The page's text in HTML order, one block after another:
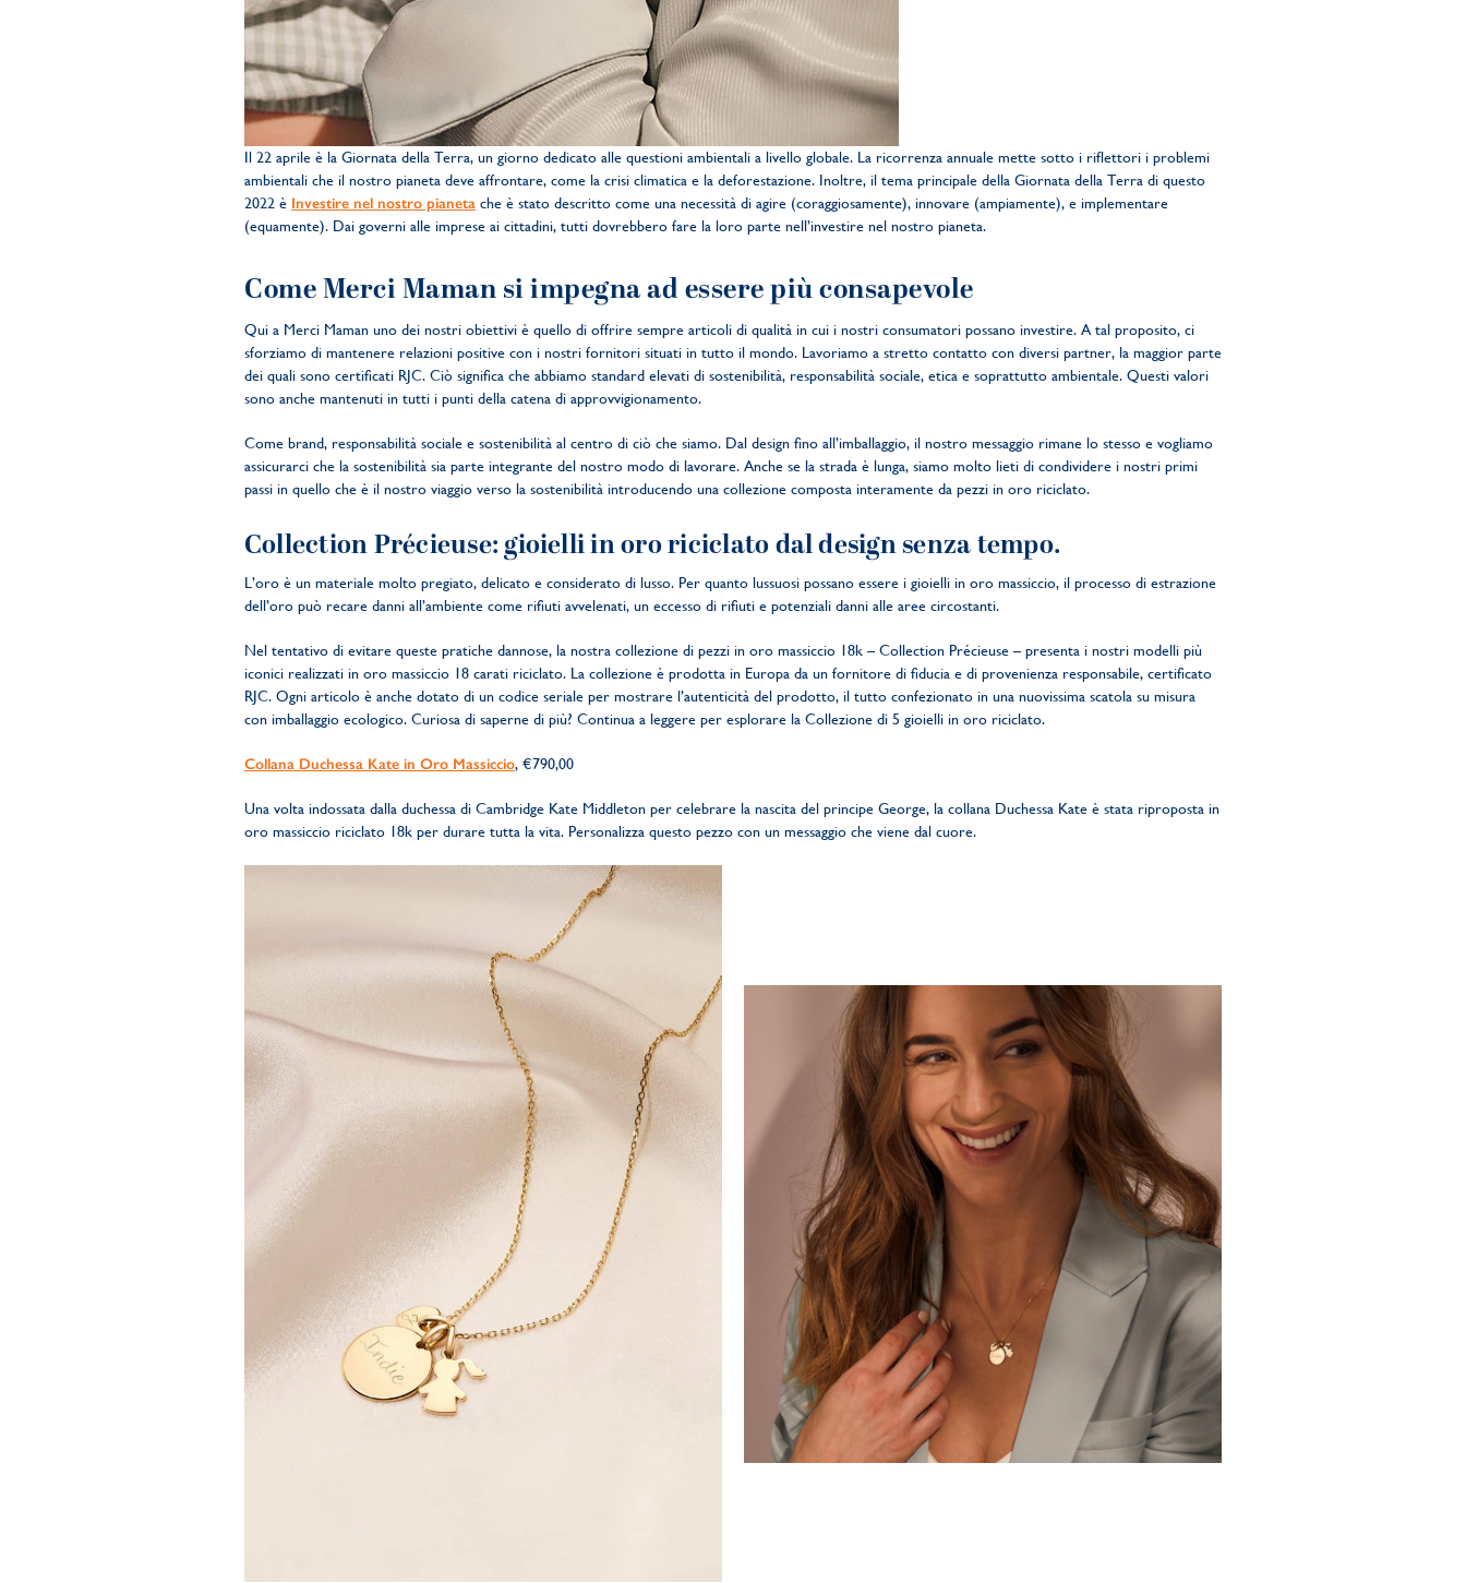
Il 22 aprile è la Giornata della Terra, un giorno dedicato alle questioni ambientali a livello globale. La ricorrenza annuale mette sotto i riflettori i problemi
ambientali che il nostro pianeta deve affrontare, come la crisi climatica e la deforestazione. Inoltre, il tema principale della Giornata della Terra di questo
2022 è Investire nel nostro pianeta che è stato descritto come una necessità di agire (coraggiosamente), innovare (ampiamente), e implementare
(equamente). Dai governi alle imprese ai cittadini, tutti dovrebbero fare la loro parte nell’investire nel nostro pianeta.
Come Merci Maman si impegna ad essere più consapevole
Qui a Merci Maman uno dei nostri obiettivi è quello di offrire sempre articoli di qualità in cui i nostri consumatori possano investire. A tal proposito, ci
sforziamo di mantenere relazioni positive con i nostri fornitori situati in tutto il mondo. Lavoriamo a stretto contatto con diversi partner, la maggior parte
dei quali sono certificati RJC. Ciò significa che abbiamo standard elevati di sostenibilità, responsabilità sociale, etica e soprattutto ambientale. Questi valori
sono anche mantenuti in tutti i punti della catena di approvvigionamento.
Come brand, responsabilità sociale e sostenibilità al centro di ciò che siamo. Dal design fino all’imballaggio, il nostro messaggio rimane lo stesso e vogliamo
assicurarci che la sostenibilità sia parte integrante del nostro modo di lavorare. Anche se la strada è lunga, siamo molto lieti di condividere i nostri primi
passi in quello che è il nostro viaggio verso la sostenibilità introducendo una collezione composta interamente da pezzi in oro riciclato.
Collection Précieuse: gioielli in oro riciclato dal design senza tempo.
L’oro è un materiale molto pregiato, delicato e considerato di lusso. Per quanto lussuosi possano essere i gioielli in oro massiccio, il processo di estrazione
dell’oro può recare danni all’ambiente come rifiuti avvelenati, un eccesso di rifiuti e potenziali danni alle aree circostanti.
Nel tentativo di evitare queste pratiche dannose, la nostra collezione di pezzi in oro massiccio 18k – Collection Précieuse – presenta i nostri modelli più
iconici realizzati in oro massiccio 18 carati riciclato. La collezione è prodotta in Europa da un fornitore di fiducia e di provenienza responsabile, certificato
RJC. Ogni articolo è anche dotato di un codice seriale per mostrare l’autenticità del prodotto, il tutto confezionato in una nuovissima scatola su misura
con imballaggio ecologico. Curiosa di saperne di più? Continua a leggere per esplorare la Collezione di 5 gioielli in oro riciclato.
Collana Duchessa Kate in Oro Massiccio, €790,00
Una volta indossata dalla duchessa di Cambridge Kate Middleton per celebrare la nascita del principe George, la collana Duchessa Kate è stata riproposta in
oro massiccio riciclato 18k per durare tutta la vita. Personalizza questo pezzo con un messaggio che viene dal cuore.